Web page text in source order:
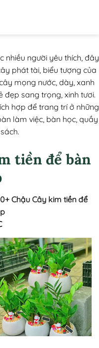
nhiều người yêu thích, đây
phát tài, biểu tượng của
mọng nước, dày, xanh
đẹp sang trọng, xinh tươi.
hợp để trang trí ở những
làm việc, bàn học, quầy
tiền để bàn
Chậu Cây kim tiền để